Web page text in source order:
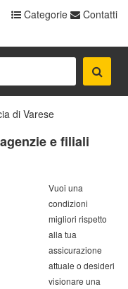
Categorie Contatti
di Varese
e filiali
Vuoi una
condizioni
migliori rispetto
alla tua
assicurazione
attuale o desideri
visionare una